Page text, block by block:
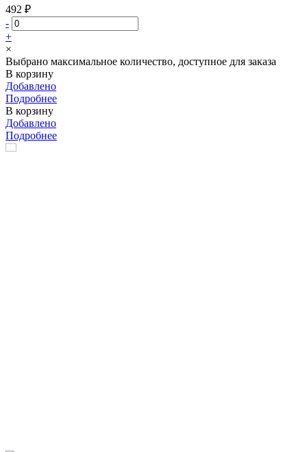
492 ₽
-
+
×
Выбрано максимальное количество, доступное для заказа
В корзину
Добавлено
Подробнее
В корзину
Добавлено
Подробнее